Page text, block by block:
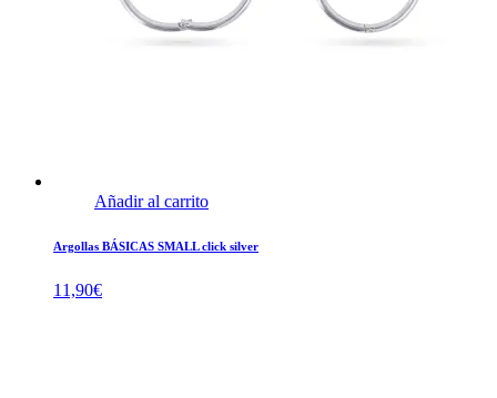
Añadir al carrito
Argollas BÁSICAS SMALL click silver
11,90€